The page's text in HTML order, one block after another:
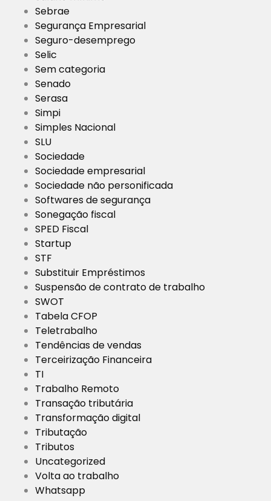
Sebrae
Segurança Empresarial
Seguro-desemprego
Selic
Sem categoria
Senado
Serasa
Simpi
Simples Nacional
SLU
Sociedade
Sociedade empresarial
Sociedade não personificada
Softwares de segurança
Sonegação fiscal
SPED Fiscal
Startup
STF
Substituir Empréstimos
Suspensão de contrato de trabalho
SWOT
Tabela CFOP
Teletrabalho
Tendências de vendas
Terceirização Financeira
TI
Trabalho Remoto
Transação tributária
Transformação digital
Tributação
Tributos
Uncategorized
Volta ao trabalho
Whatsapp